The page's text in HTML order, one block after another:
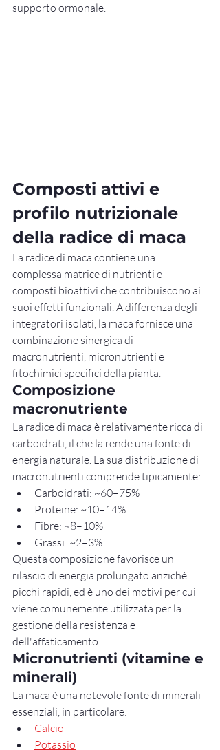
supporto ormonale.
Composti attivi e
profilo nutrizionale
della radice di maca
La radice di maca contiene una
complessa matrice di nutrienti e
composti bioattivi che contribuiscono ai
suoi effetti funzionali. A differenza degli
integratori isolati, la maca fornisce una
combinazione sinergica di
macronutrienti, micronutrienti e
fitochimici specifici della pianta.
Composizione
macronutriente
La radice di maca è relativamente ricca di
carboidrati, il che la rende una fonte di
energia naturale. La sua distribuzione di
macronutrienti comprende tipicamente:
Carboidrati: ~60–75%
Proteine: ~10–14%
Fibre: ~8–10%
Grassi: ~2–3%
Questa composizione favorisce un
rilascio di energia prolungato anziché
picchi rapidi, ed è uno dei motivi per cui
viene comunemente utilizzata per la
gestione della resistenza e
dell'affaticamento.
Micronutrienti (vitamine e
minerali)
La maca è una notevole fonte di minerali
essenziali, in particolare:
Calcio
Potassio